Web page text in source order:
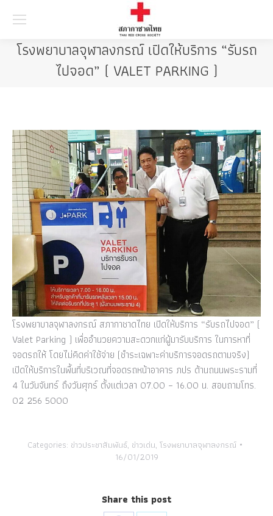
โรงพยาบาลจุฬาลงกรณ์ เปิดให้บริการ “รับรถ
ไปจอด” ( VALET PARKING )
โรงพยาบาลจุฬาลงกรณ์ สภากาชาดไทย เปิดให้บริการ “รับรถไปจอด” (
Valet Parking ) เพื่ออำนวยความสะดวกแก่ผู้มารับบริการ ในการหาที่
จอดรถให้ โดยไม่คิดค่าใช้จ่าย (ชำระเฉพาะค่าบริการจอดรถตามจริง)
เปิดให้บริการในพื้นที่บริเวณที่จอดรถหน้าอาคาร ภปร ด้านถนนพระรามที่
4 ในวันจันทร์ ถึงวันศุกร์ ตั้งแต่เวลา 07.00 – 16.00 น. สอบถามโทร.
02 256 5000
Categories: ข่าวประชาสัมพันธ์, ข่าวเด่น, โรงพยาบาลจุฬาลงกรณ์
16/01/2019
Share this post